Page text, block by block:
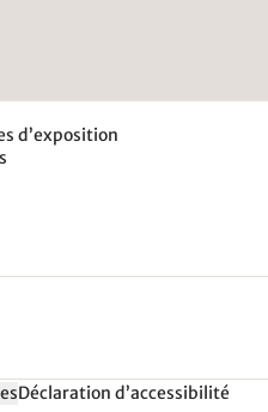
d’exposition
Déclaration d’accessibilité